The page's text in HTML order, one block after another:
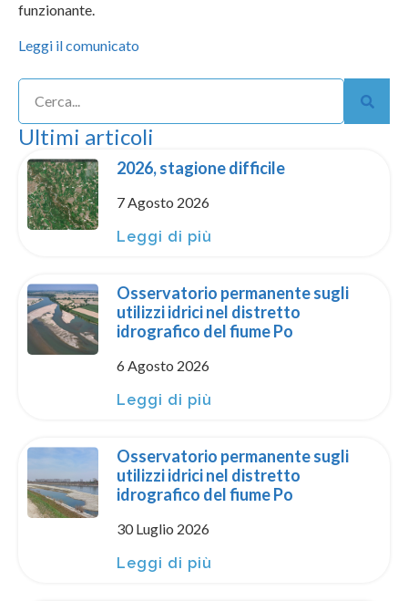
funzionante.
Leggi il comunicato
Ultimi articoli
2026, stagione difficile
7 Agosto 2026
Leggi di più
Osservatorio permanente sugli
utilizzi idrici nel distretto
idrografico del fiume Po
6 Agosto 2026
Leggi di più
Osservatorio permanente sugli
utilizzi idrici nel distretto
idrografico del fiume Po
30 Luglio 2026
Leggi di più